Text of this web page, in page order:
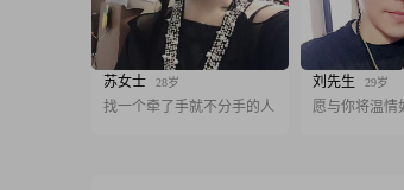
苏女士 28岁
找一个牵了手就不分手的人
刘先生 29岁
愿与你将温情